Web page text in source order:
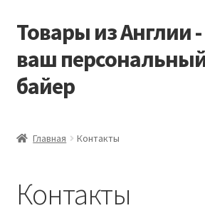
Перейти
навигации
Перейти
содержимому
Товары из Англии -
ваш
байер
Заказать Vitabiotics
Главная Контакты
Контакты